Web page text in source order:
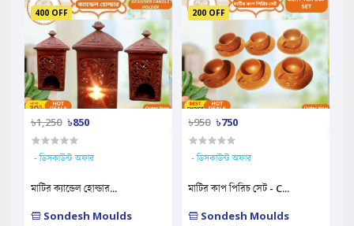
৳1,250
400 OFF
৳850
- ডিসকাউন্ট অফার
মাটির ক্যান্ডেল হোল্ডার...
Sondesh Moulds
৳950
200 OFF
৳750
- ডিসকাউন্ট অফার
মাটির কাপ পিরিচ সেট - C...
Sondesh Moulds